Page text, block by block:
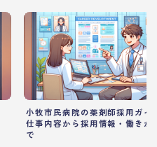
小牧市民病院の薬剤師採用ガイ
仕事内容から採用情報・働きが
で